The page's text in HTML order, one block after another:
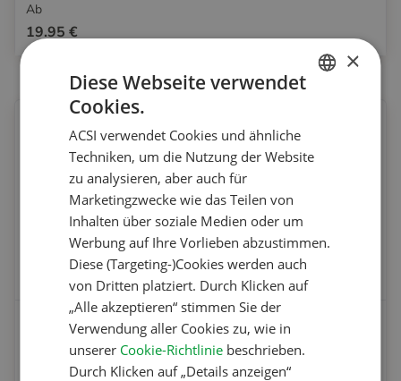
Ab
19.95 €
ACSI Wohnmobil-Handbuch - Praxisratgeber für
unterwegs
DANISH
SPANISH
×
Diese Webseite verwendet
Cookies.
ACSI verwendet Cookies und ähnliche
Techniken, um die Nutzung der Website
zu analysieren, aber auch für
Marketingzwecke wie das Teilen von
Inhalten über soziale Medien oder um
Werbung auf Ihre Vorlieben abzustimmen.
Diese (Targeting-)Cookies werden auch
von Dritten platziert. Durch Klicken auf
„Alle akzeptieren“ stimmen Sie der
Verwendung aller Cookies zu, wie in
unserer Cookie-Richtlinie beschrieben.
Durch Klicken auf „Details anzeigen“